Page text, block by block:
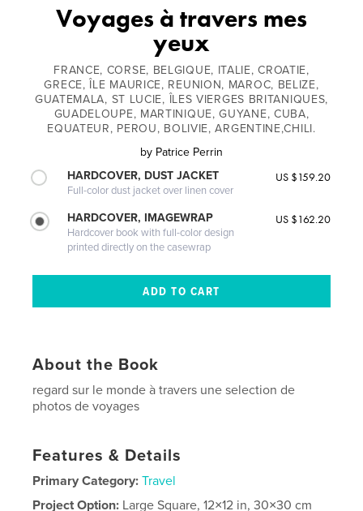
Voyages à travers mes
yeux
FRANCE, CORSE, BELGIQUE, ITALIE, CROATIE,
GRECE, ÎLE MAURICE, REUNION, MAROC, BELIZE,
GUATEMALA, ST LUCIE, ÎLES VIERGES BRITANIQUES,
GUADELOUPE, MARTINIQUE, GUYANE, CUBA,
EQUATEUR, PEROU, BOLIVIE, ARGENTINE,CHILI.
by Patrice Perrin
HARDCOVER, DUST JACKET
Full-color dust jacket over linen cover
US $159.20
HARDCOVER, IMAGEWRAP
Hardcover book with full-color design
printed directly on the casewrap
US $162.20
About the Book
regard sur le monde à travers une selection de
photos de voyages
Features & Details
Primary Category: Travel
Project Option: Large Square, 12×12 in, 30×30 cm